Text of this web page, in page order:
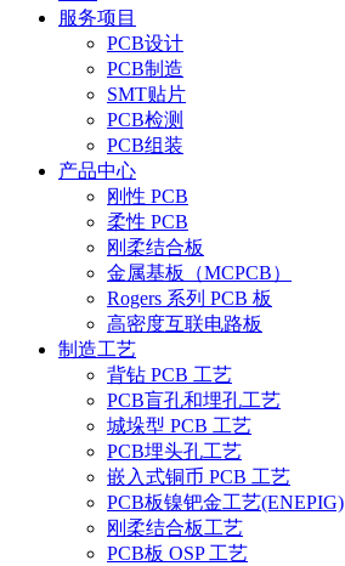
服务项目
PCB设计
PCB制造
SMT贴片
PCB检测
PCB组装
产品中心
刚性 PCB
柔性 PCB
刚柔结合板
金属基板（MCPCB）
Rogers 系列 PCB 板
高密度互联电路板
制造工艺
背钻 PCB 工艺
PCB盲孔和埋孔工艺
城垛型 PCB 工艺
PCB埋头孔工艺
嵌入式铜币 PCB 工艺
PCB板镍钯金工艺(ENEPIG)
刚柔结合板工艺
PCB板 OSP 工艺